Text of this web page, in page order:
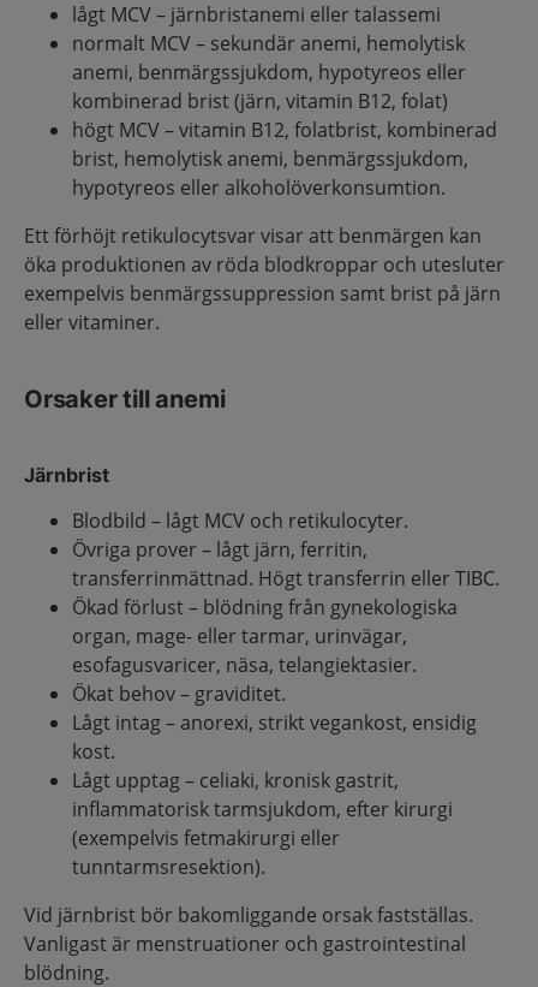
lågt MCV – järnbristanemi eller talassemi
normalt MCV – sekundär anemi, hemolytisk
anemi, benmärgssjukdom, hypotyreos eller
kombinerad brist (järn, vitamin B12, folat)
högt MCV – vitamin B12, folatbrist, kombinerad
brist, hemolytisk anemi, benmärgssjukdom,
hypotyreos eller alkoholöverkonsumtion.
Ett förhöjt retikulocytsvar visar att benmärgen kan
öka produktionen av röda blodkroppar och utesluter
exempelvis benmärgssuppression samt brist på järn
eller vitaminer.
Orsaker till anemi
Järnbrist
Blodbild – lågt MCV och retikulocyter.
Övriga prover – lågt järn, ferritin,
transferrinmättnad. Högt transferrin eller TIBC.
Ökad förlust – blödning från gynekologiska
organ, mage- eller tarmar, urinvägar,
esofagusvaricer, näsa, telangiektasier.
Ökat behov – graviditet.
Lågt intag – anorexi, strikt vegankost, ensidig
kost.
Lågt upptag – celiaki, kronisk gastrit,
inflammatorisk tarmsjukdom, efter kirurgi
(exempelvis fetmakirurgi eller
tunntarmsresektion).
Vid järnbrist bör bakomliggande orsak fastställas.
Vanligast är menstruationer och gastrointestinal
blödning.